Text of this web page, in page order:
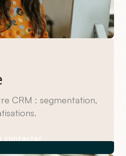
CRM : segmentation,
contacter